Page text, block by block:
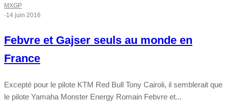
MXGP
·14 juin 2016
Febvre et Gajser seuls au monde en
France
Excepté pour le pilote KTM Red Bull Tony Cairoli, il semblerait que
le pilote Yamaha Monster Energy Romain Febvre et...